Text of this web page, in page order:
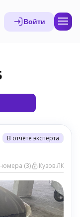
Войти
В отчёте эксперта
(3) Кузов ЛКП (39)